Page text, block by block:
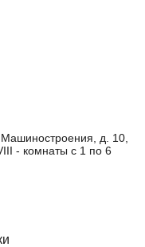
д. 10,
- комнаты с 1 по 6